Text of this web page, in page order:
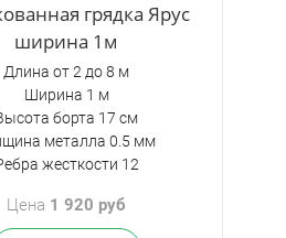
грядка Ярус
ширина 1м
Длина от 2 до 8 м
Ширина 1 м
борта 17 см
металла 0.5 мм
жесткости 12
Цена 1 920 руб